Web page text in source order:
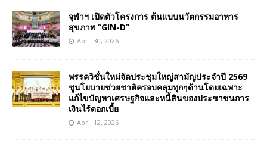
จุฬาฯ เปิดตัวโครงการ ต้นแบบนวัตกรรมอาหาร
สุขภาพ “GIN-D”
April 30, 2026
พรรควิชั่นใหม่จัดประชุมใหญ่สามัญประจำปี 2569
ชูนโยบายช่วยชาติครอบคลุมทุกๆด้านโดยเฉพาะ
แก้ไขปัญหาเศรษฐกิจและหนี้สินของประชาชนการ
เงินไร้ดอกเบี้ย
April 12, 2026